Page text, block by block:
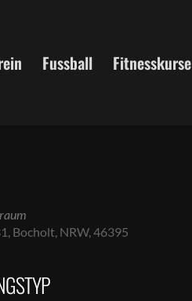
Fussball Fitnesskurse
Bocholt, NRW, 46395